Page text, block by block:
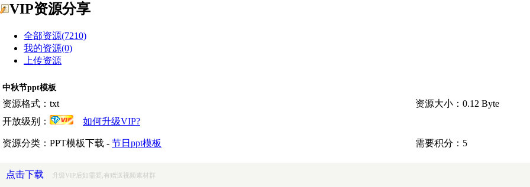
VIP资源分享
全部资源(7210)
我的资源(0)
上传资源
中秋节ppt模板
资源格式：txt
资源大小：0.12 Byte
开放级别：
如何升级VIP?
资源分类：PPT模板下载 - 节日ppt模板 需要积分：5
点击下载 升级VIP后如需要,有赠送视频素材群